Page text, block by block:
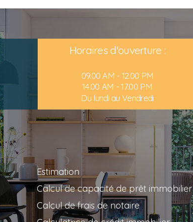
Horaires d'ouverture :
09.00 AM - 12.00 PM
14.00 AM - 17.00 PM
Du lundi au Vendredi
Estimation
Calcul de capacité de prêt immobilier
Calcul de frais de notaire